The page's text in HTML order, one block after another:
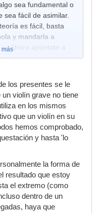
sea fundamental o
sea fácil de asimilar.
es fácil, basta
y mandarla a
Ahora apúntate a
más
los presentes se le
violín grave no tiene
en los mismos
que un violín en su
hemos comprobado,
y hasta 'lo
la forma de
resultado que estoy
el extremo (como
dentro de un
haya que